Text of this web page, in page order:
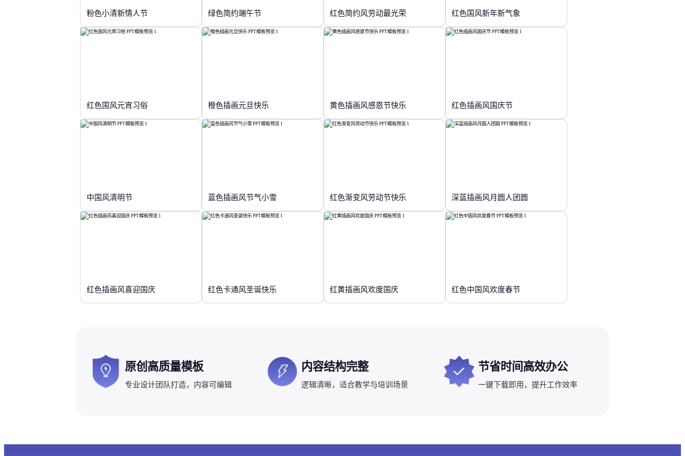
粉色小清新情人节 绿色简约端午节 红色简约风劳动最光荣 红色国风新年新气象
红色国风元宵习俗 橙色插画元旦快乐 黄色插画风感恩节快乐 红色插画风国庆节
中国风清明节 蓝色插画风节气小雪 红色渐变风劳动节快乐 深蓝插画风月圆人团圆
红色插画风喜迎国庆 红色卡通风圣诞快乐 红黄插画风欢度国庆 红色中国风欢度春节
原创高质量模板
专业设计团队打造，内容可编辑
内容结构完整
逻辑清晰，适合教学与培训场景
节省时间高效办公
一键下载即用，提升工作效率